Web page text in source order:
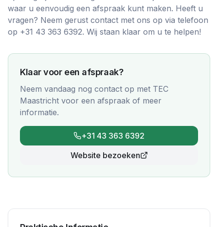
waar u eenvoudig een afspraak kunt maken. Heeft u
vragen? Neem gerust contact met ons op via telefoon
op +31 43 363 6392. Wij staan klaar om u te helpen!
Klaar voor een afspraak?
Neem vandaag nog contact op met TEC
Maastricht voor een afspraak of meer
informatie.
+31 43 363 6392
Website bezoeken